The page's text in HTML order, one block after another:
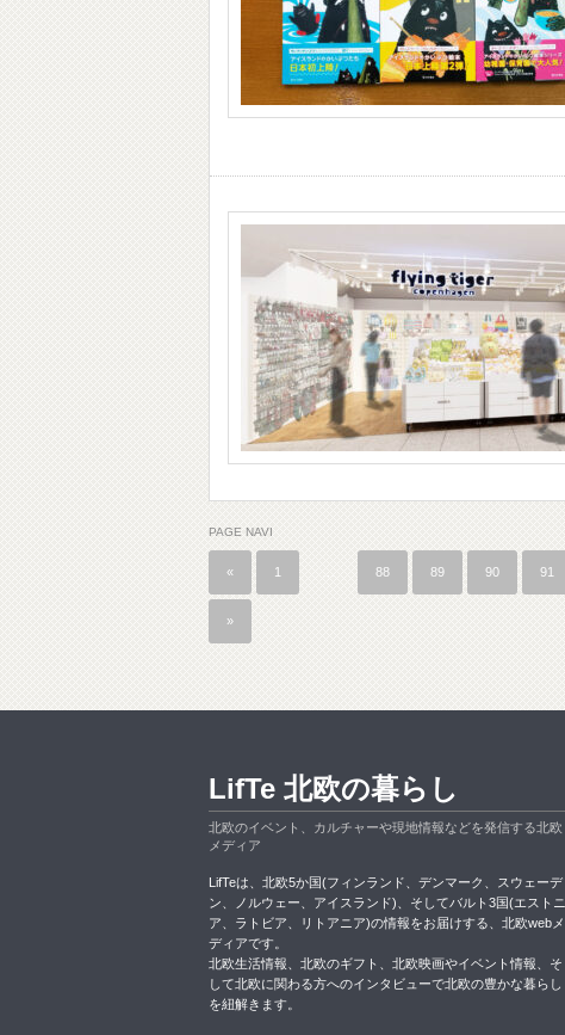
PAGE NAVI
« 1 88 89 90 91
»
LifTe 北欧の暮らし
北欧のイベント、カルチャーや現地情報などを発信する北欧
メディア
LifTeは、北欧5か国(フィンランド、デンマーク、スウェーデ
ン、ノルウェー、アイスランド)、そしてバルト3国(エストニ
ア、ラトビア、リトアニア)の情報をお届けする、北欧webメ
ディアです。
北欧生活情報、北欧のギフト、北欧映画やイベント情報、そ
して北欧に関わる方へのインタビューで北欧の豊かな暮らし
を紐解きます。